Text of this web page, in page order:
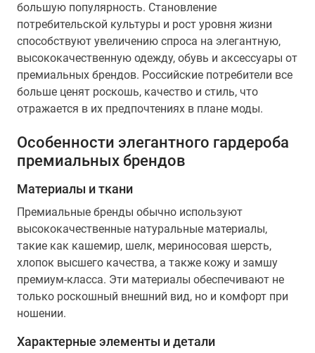
большую популярность. Становление
потребительской культуры и рост уровня жизни
способствуют увеличению спроса на элегантную,
высококачественную одежду, обувь и аксессуары от
премиальных брендов. Российские потребители все
больше ценят роскошь, качество и стиль, что
отражается в их предпочтениях в плане моды.
Особенности элегантного гардероба
премиальных брендов
Материалы и ткани
Премиальные бренды обычно используют
высококачественные натуральные материалы,
такие как кашемир, шелк, мериносовая шерсть,
хлопок высшего качества, а также кожу и замшу
премиум-класса. Эти материалы обеспечивают не
только роскошный внешний вид, но и комфорт при
ношении.
Характерные элементы и детали